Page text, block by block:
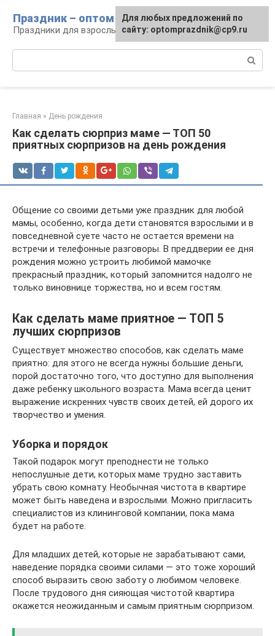
контенту
Праздник – оптом
Праздники для взрослых и детей
Главная » День рождения
Как сделать сюрприз маме — ТОП 50
приятных сюрпризов на день рождения
Общение со своими детьми уже праздник для любой
мамы, особенно, когда дети становятся взрослыми и в
повседневной суете часто не остается времени на
встречи и телефонные разговоры. В преддверии ее дня
рождения можно устроить любимой мамочке
прекрасный праздник, который запомнится надолго не
только виновнице торжества, но и всем гостям.
Как сделать маме приятное — ТОП 5
лучших сюрпризов
Существует множество способов, как сделать маме
приятно: для этого не всегда нужны большие деньги,
порой достаточно того, что доступно для выполнения
даже ребенку школьного возраста. Мама всегда ценит
выражение искренних чувств своих детей, ей дорого их
творчество и умения.
Уборка и порядок
Такой подарок могут преподнести не только
непослушные дети, которых маме трудно заставить
убрать свою комнату. Необычная чистота в квартире
может быть наведена и взрослыми. Можно пригласить
специалистов из клининговой компании, пока мама
будет на работе.
Для младших детей, которые не зарабатывают сами,
наведение порядка своими силами — это тоже хороший
способ выразить свою заботу о любимом человеке.
После трудового дня сияющая чистотой квартира
окажется неожиданным и самым приятным сюрпризом.
Для любых предложений по
сайту: optomprazdnik@cp9.ru